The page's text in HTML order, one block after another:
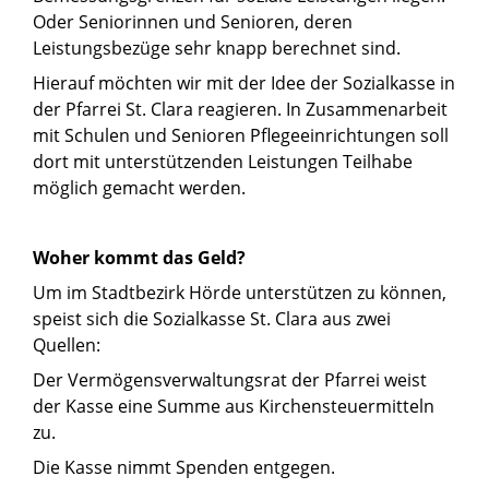
Oder Seniorinnen und Senioren, deren
Leistungsbezüge sehr knapp berechnet sind.
Hierauf möchten wir mit der Idee der Sozialkasse in
der Pfarrei St. Clara reagieren. In Zusammenarbeit
mit Schulen und Senioren Pflegeeinrichtungen soll
dort mit unterstützenden Leistungen Teilhabe
möglich gemacht werden.
Woher kommt das Geld?
Um im Stadtbezirk Hörde unterstützen zu können,
speist sich die Sozialkasse St. Clara aus zwei
Quellen:
Der Vermögensverwaltungsrat der Pfarrei weist
der Kasse eine Summe aus Kirchensteuermitteln
zu.
Die Kasse nimmt Spenden entgegen.